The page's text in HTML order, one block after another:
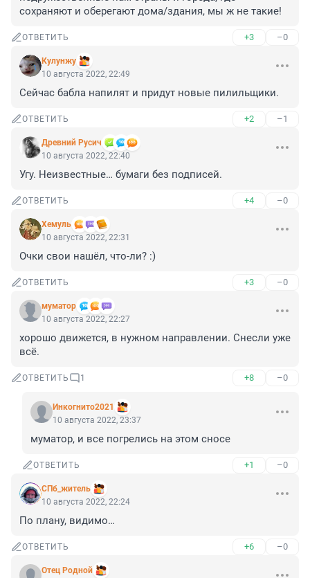
сохраняют и оберегают дома/здания, мы ж не такие!
ОТВЕТИТЬ +3 –0
Кулунжу
10 августа 2022, 22:49
Сейчас бабла напилят и придут новые пилильщики.
ОТВЕТИТЬ +2 –1
Древний Русич
10 августа 2022, 22:40
Угу. Неизвестные… бумаги без подписей.
ОТВЕТИТЬ +4 –0
Xемуль
10 августа 2022, 22:31
Очки свои нашёл, что-ли? :)
ОТВЕТИТЬ +3 –0
муматор
10 августа 2022, 22:27
хорошо движется, в нужном направлении. Снесли уже
всё.
ОТВЕТИТЬ 1 +8 –0
Инкогнито2021
10 августа 2022, 23:37
муматор, и все погрелись на этом сносе
ОТВЕТИТЬ +1 –0
СПб_житель
10 августа 2022, 22:24
По плану, видимо…
ОТВЕТИТЬ +6 –0
Отец Родной